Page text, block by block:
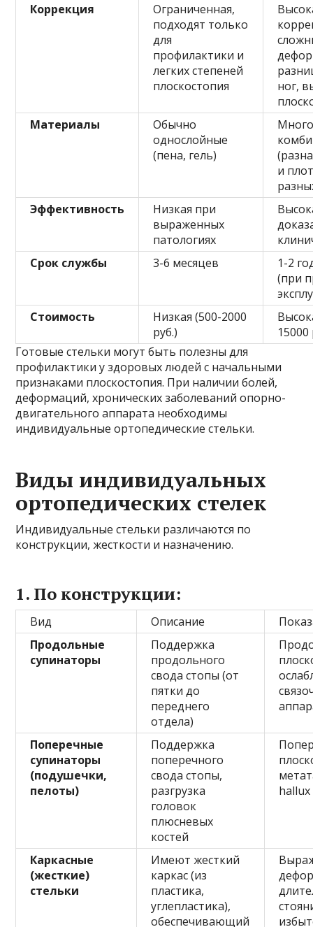
Коррекция
Ограниченная,
подходят только
для
профилактики и
легких степеней
плоскостопия
ног,
Материалы
Обычно
однослойные
(пена, гель)
и
Эффективность
Низкая при
выраженных
патологиях
Срок службы
3-6 месяцев
1-2
(при
Стоимость
Низкая (500-2000
руб.)
Готовые стельки могут быть полезны для
профилактики у здоровых людей с начальными
признаками плоскостопия. При наличии болей,
деформаций, хронических заболеваний опорно-
двигательного аппарата необходимы
индивидуальные ортопедические стельки.
Виды индивидуальных
ортопедических стелек
Индивидуальные стельки различаются по
конструкции, жесткости и назначению.
1. По конструкции:
Вид Описание
Продольные
супинаторы
Поддержка
продольного
свода стопы (от
пятки до
переднего
отдела)
Поперечные
супинаторы
(подушечки,
пелоты)
Поддержка
поперечного
свода стопы,
разгрузка
головок
плюсневых
костей
Каркасные
(жесткие)
стельки
Имеют жесткий
каркас (из
пластика,
углепластика),
обеспечивающий